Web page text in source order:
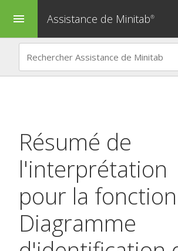
menu Assistance de Minitab®
Résumé de
l'interprétation
pour la fonction
Diagramme